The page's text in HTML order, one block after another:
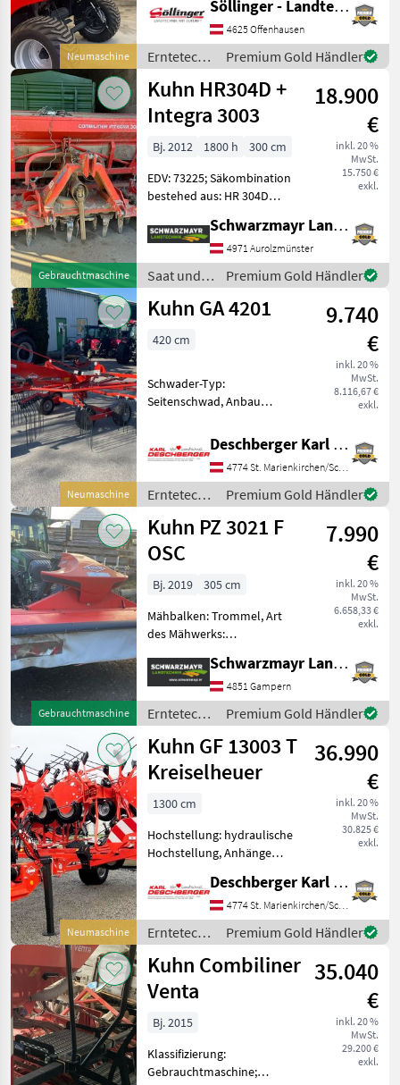
Neumaschine
Ballenkammer, Druckluft,
Netzbindung,
Rollenniederhalter,
Schneidwerk Sofort
verfügbar! Druckluftbre
Söllinger - Landtechnik GmbH
4625 Offenhausen
Erntetechnik
Grünland /
Kuhn
Premium Gold Händler
Gebrauchtmaschine
Kuhn HR304D +
Integra 3003
18.900
€
inkl. 20 %
MwSt.
15.750 €
exkl.
Bj. 2012 1800 h
300 cm
EDV: 73225; Säkombination
bestehed aus: HR 304D
Arbeitsbreite - mit 10
Zinkenträger mit
Zinkenschnellwechsler -
mit Gelenkwell mit Nock
Schwarzmayr Landtechnik GmbH - Aurolzmünster
4971 Aurolzmünster
Saat und
Pflege /
Kuhn
Premium Gold Händler
Neumaschine
Kuhn GA 4201
9.740
€
inkl. 20 %
MwSt.
8.116,67 €
exkl.
420 cm
Schwader-Typ:
Seitenschwad, Anbau
Nachlaufeinrichtung,
Tandemachse Kuhn GA
4201 Schwader mit 11
Zinkenarmen abnehmbar
mit je 4 Doppelzinken,
geschlossenes wa
Deschberger Karl Landtechnik GesmbH & Co KG
4774 St. Marienkirchen/Schärding
Erntetechnik
Grünland /
Kuhn
Premium Gold Händler
Gebrauchtmaschine
Kuhn PZ 3021 F
OSC
7.990
€
inkl. 20 %
MwSt.
6.658,33 €
exkl.
Bj. 2019
305 cm
Mähbalken: Trommel, Art
des Mähwerks:
Schnitthöhenverstellung,
Schwadleitblech EDV:
72450;
Fronttrommelmähwerk -
mit 3, 05m Arbeitsbreite -
mit Schnitth
Schwarzmayr Landtechnik GmbH - Gampern
4851 Gampern
Erntetechnik
Grünland /
Kuhn
Premium Gold Händler
Neumaschine
Kuhn GF 13003 T
Kreiselheuer
36.990
€
inkl. 20 %
MwSt.
30.825 €
exkl.
1300 cm
Hochstellung: hydraulische
Hochstellung, Anhänge
Zinkenverlustsicherung,
Transport Fahrwerk,
Streuwinkelverstellung,
Schutzbügel !!AKTION
MASCHINENB
Deschberger Karl Landtechnik GesmbH & Co KG
4774 St. Marienkirchen/Schärding
Erntetechnik
Grünland /
Kuhn
Premium Gold Händler
Kuhn Combiliner
Venta
35.040
€
inkl. 20 %
MwSt.
29.200 €
exkl.
Bj. 2015
Klassifizierung:
Gebrauchtmaschine;